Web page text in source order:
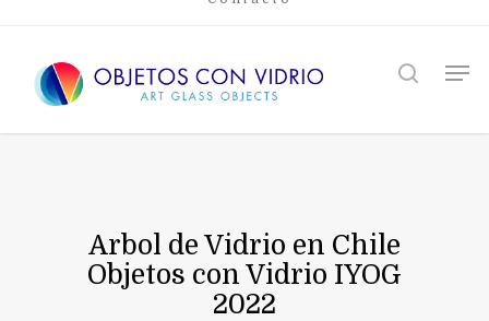
search
Arbol de Vidrio en Chile
Objetos con Vidrio IYOG
2022